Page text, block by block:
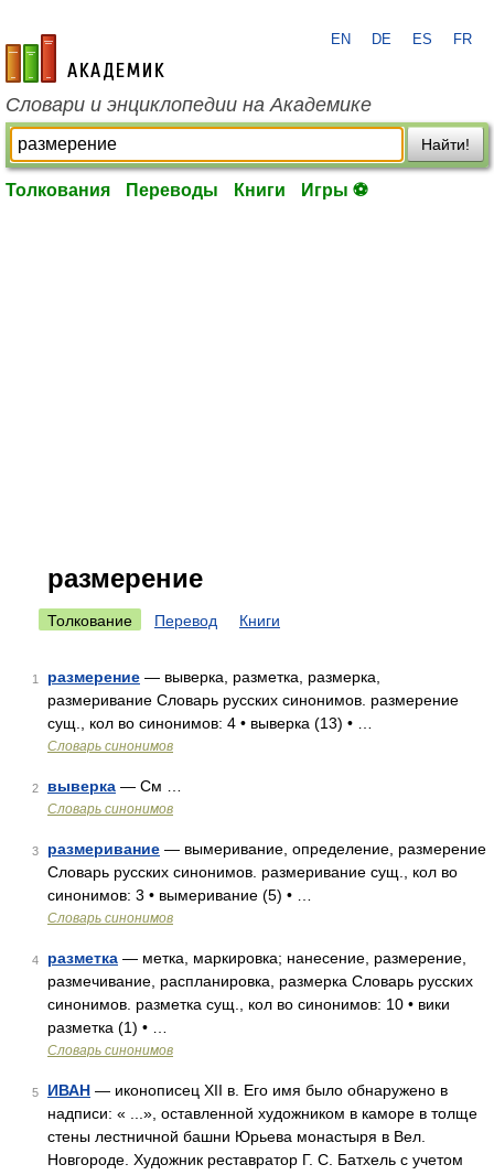
academic.ru
EN DE ES FR
Словари и энциклопедии на Академике
Найти!
Толкования Переводы Книги Игры ⚽
размерение
Толкование Перевод Книги
1 размерение — выверка, разметка, размерка,
размеривание Словарь русских синонимов. размерение
сущ., кол во синонимов: 4 • выверка (13) • …
Словарь синонимов
2 выверка — См …
Словарь синонимов
3 размеривание — вымеривание, определение, размерение
Словарь русских синонимов. размеривание сущ., кол во
синонимов: 3 • вымеривание (5) • …
Словарь синонимов
4 разметка — метка, маркировка; нанесение, размерение,
размечивание, распланировка, размерка Словарь русских
синонимов. разметка сущ., кол во синонимов: 10 • вики
разметка (1) • …
Словарь синонимов
5 ИВАН — иконописец XII в. Его имя было обнаружено в
надписи: « ...», оставленной художником в каморе в толще
стены лестничной башни Юрьева монастыря в Вел.
Новгороде. Художник реставратор Г. С. Батхель с учетом